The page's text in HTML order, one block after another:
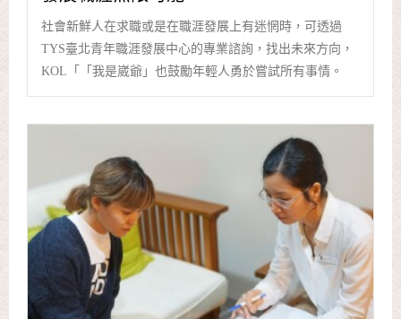
社會新鮮人在求職或是在職涯發展上有迷惘時，可透過
TYS臺北青年職涯發展中心的專業諮詢，找出未來方向，
KOL「「我是崴爺」也鼓勵年輕人勇於嘗試所有事情。